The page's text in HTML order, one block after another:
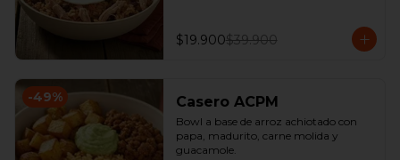
$19.900$39.900
-49% Casero ACPM
Bowl a base de arroz achiotado con
papa, madurito, carne molida y
guacamole.